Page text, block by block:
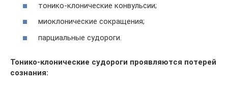
тонико-клонические конвульсии;
миоклонические сокращения;
парциальные судороги.
Тонико-клонические судороги проявляются потерей
сознания: